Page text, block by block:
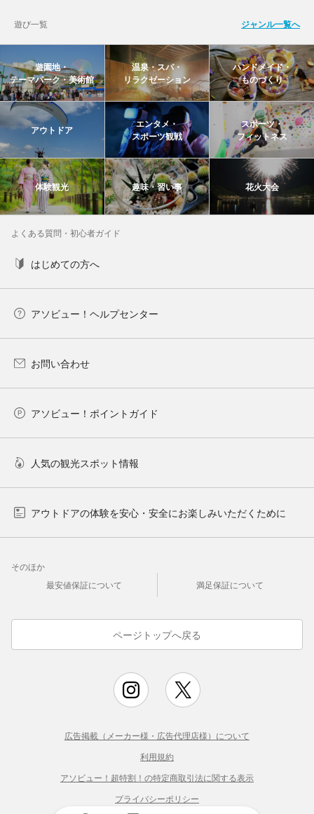
遊び一覧 ジャンル一覧へ
遊園地・
テーマパーク・美術館
温泉・スパ・
リラクゼーション
ハンドメイド・
ものづくり
アウトドア
エンタメ・
スポーツ観戦
スポーツ・
フィットネス
体験観光 趣味・習い事 花火大会
よくある質問・初心者ガイド
はじめての方へ
アソビュー！ヘルプセンター
お問い合わせ
アソビュー！ポイントガイド
人気の観光スポット情報
アウトドアの体験を安心・安全にお楽しみいただくために
そのほか
最安値保証について
満足保証について
ページトップへ戻る
広告掲載（メーカー様・広告代理店様）について
利用規約
アソビュー！超特割！の特定商取引法に関する表示
プライバシーポリシー